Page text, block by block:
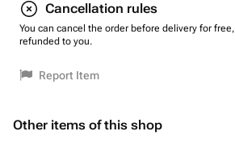
Cancellation rules
You can cancel the order before delivery for
refunded to you.
Report Item
Other items of this shop